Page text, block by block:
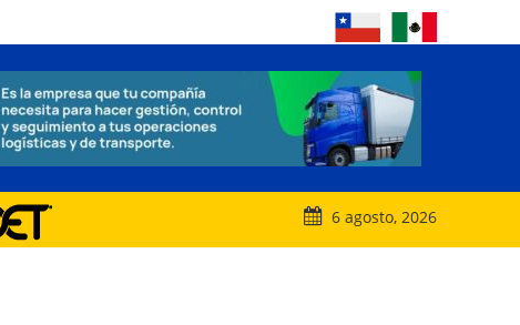
6 agosto, 2026